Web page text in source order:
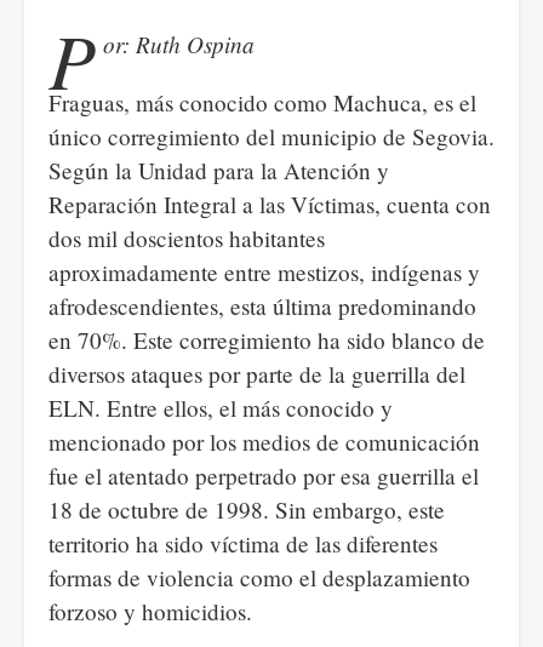
P or: Ruth Ospina
Fraguas, más conocido como Machuca, es el
único corregimiento del municipio de Segovia.
Según la Unidad para la Atención y
Reparación Integral a las Víctimas, cuenta con
dos mil doscientos habitantes
aproximadamente entre mestizos, indígenas y
afrodescendientes, esta última predominando
en 70%. Este corregimiento ha sido blanco de
diversos ataques por parte de la guerrilla del
ELN. Entre ellos, el más conocido y
mencionado por los medios de comunicación
fue el atentado perpetrado por esa guerrilla el
18 de octubre de 1998. Sin embargo, este
territorio ha sido víctima de las diferentes
formas de violencia como el desplazamiento
forzoso y homicidios.